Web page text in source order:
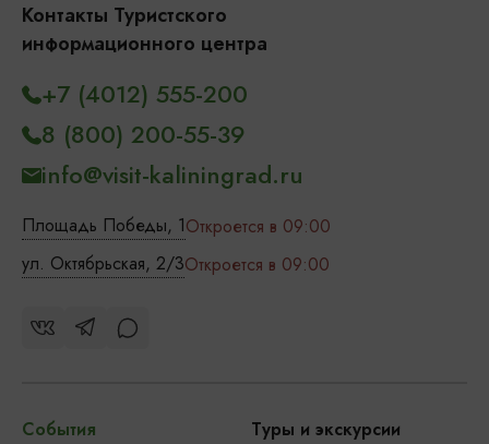
Контакты Туристского
информационного центра
Площадь Победы, 1Откроется в 09:00
ул. Октябрьская, 2/3Откроется в 09:00
+7 (4012) 555-200
8 (800) 200-55-39
info@visit-kaliningrad.ru
События
Туры и экскурсии